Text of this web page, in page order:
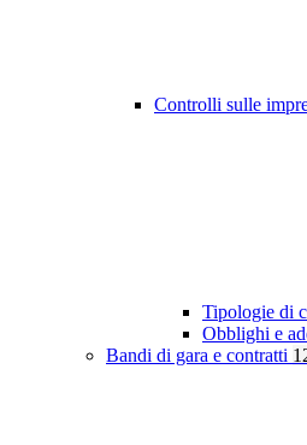
Controlli sulle
Tipologie di
Obblighi e
Bandi di gara e contratti